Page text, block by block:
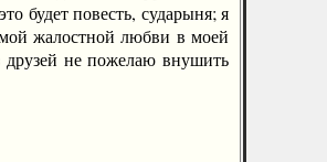
будет повесть, сударыня; я
жалостной любви в моей
не пожелаю внушить